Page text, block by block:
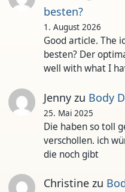
besten?
1. August 2026
Good article. The
besten? Der
well with what I
Jennyzu Body
25. Mai 2025
Die haben so toll
verschollen. ich
die noch gibt
Christinezu